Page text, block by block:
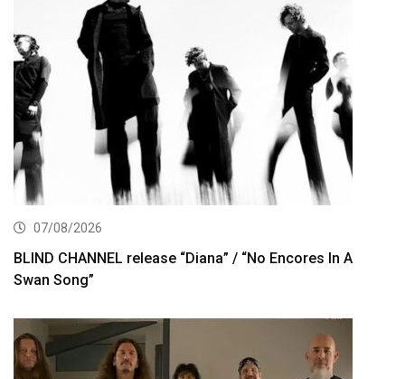
07/08/2026
BLIND CHANNEL release “Diana” / “No Encores In A
Swan Song”